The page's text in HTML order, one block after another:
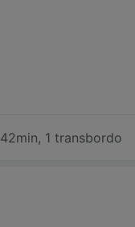
42min, 1 transbordo